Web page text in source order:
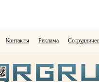
Контакты Реклама